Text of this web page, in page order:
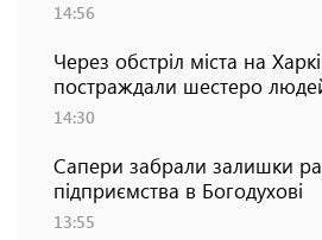
14:56
Через обстріл міста на
постраждали шестеро
14:30
Сапери забрали залишки
підприємства в Богодухові
13:55